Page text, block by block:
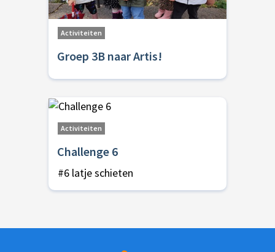
Activiteiten
Groep 3B naar Artis!
Activiteiten
Challenge 6
#6 latje schieten